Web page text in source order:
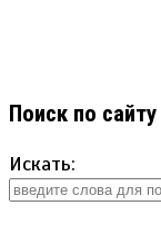
Поиск по сайту
Искать: